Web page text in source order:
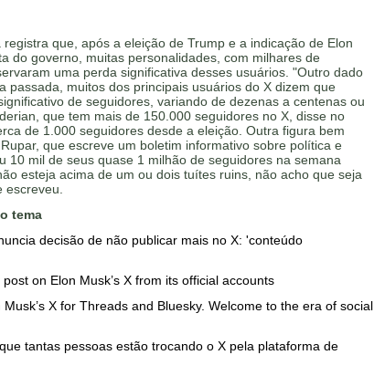
registra que, após a eleição de Trump e a indicação de Elon
do governo, muitas personalidades, com milhares de
uma perda significativa desses usuários. "Outro dado
passada, muitos dos principais usuários do X dizem que
de seguidores, variando de dezenas a centenas ou
que tem mais de 150.000 seguidores no X, disse no
de 1.000 seguidores desde a eleição. Outra figura bem
que escreve um boletim informativo sobre política e
10 mil de seus quase 1 milhão de seguidores na semana
esteja acima de um ou dois tuítes ruins, não acho que seja
tema
decisão de não publicar mais no X: 'conteúdo
on Elon Musk’s X from its official accounts
X for Threads and Bluesky. Welcome to the era of social
tantas pessoas estão trocando o X pela plataforma de